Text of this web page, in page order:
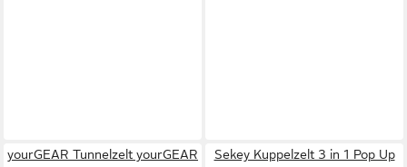
yourGEAR Tunnelzelt yourGEAR
Sekey Kuppelzelt 3 in 1 Pop Up